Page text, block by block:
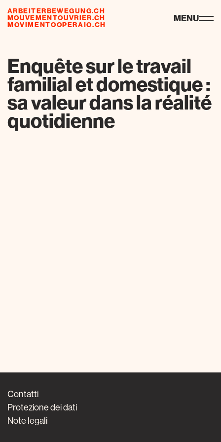
ARBEITERBEWEGUNG.CH
MOUVEMENTOUVRIER.CH
MOVIMENTOOPERAIO.CH
risorse MENU
Enquête sur le travail
familial et domestique :
sa valeur dans la réalité
quotidienne
Contatti
Protezione dei dati
Note legali